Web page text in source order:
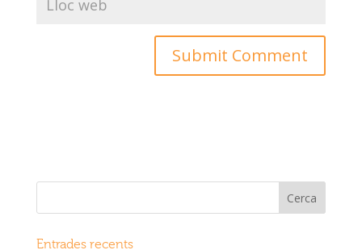
Entrades recents